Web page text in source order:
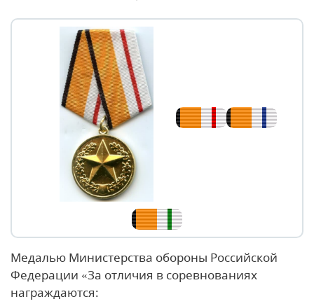
Медалью Министерства обороны Российской
Федерации «За отличия в соревнованиях
награждаются: